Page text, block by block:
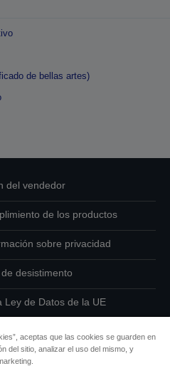
de bellas artes)
del vendedor
de los productos
sobre privacidad
desistimento
Ley de Datos de la UE
sobre cookies
aceptas que las cookies se guarden en
del sitio, analizar el uso del mismo, y